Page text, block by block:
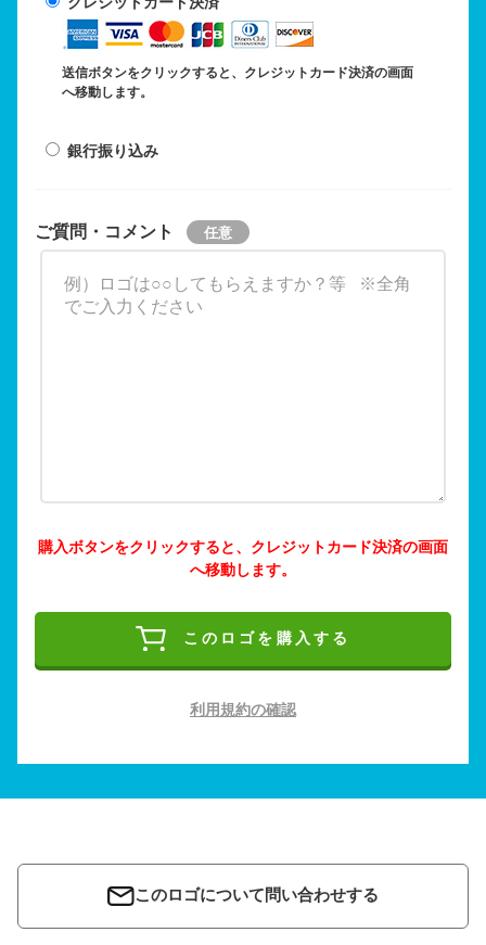
送信ボタンをクリックすると、クレジットカード決済の画面
へ移動します。
銀行振り込み
ご質問・コメント
購入ボタンをクリックすると、クレジットカード決済の画面
へ移動します。
このロゴを購入する
利用規約の確認
このロゴについて問い合わせする